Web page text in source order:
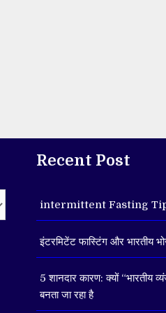
Recent Post
intermittent Fasting Tips:
इंटरमिटेंट फास्टिंग और भारतीय
5 शानदार कारण: क्यों “भारतीय
बनता जा रहा है